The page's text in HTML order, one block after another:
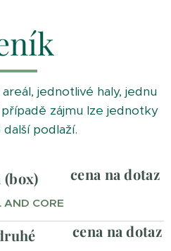
jednotlivé haly, jednu
zájmu lze jednotky
podlaží.
(box)
AND CORE
cena na dotaz
cena na dotaz